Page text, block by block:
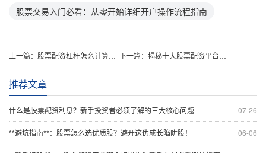
股票交易入门必看：从零开始详细开户操作流程指南
上一篇： 股票配资杠杆怎么计算？新手入门必知的计算方法是什么？ 下一篇： 揭秘十大股票配资平台：安全靠谱的选股搭档在此！
推荐文章
07-26
什么是股票配资利息？新手投资者必须了解的三大核心问题
06-06
**避坑指南**：股票怎么选优质股？避开这伪成长陷阱股！